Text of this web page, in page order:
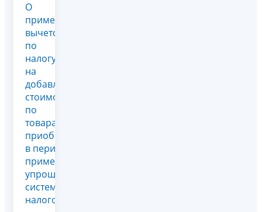
О
применении
вычетов
по
налогу
на
добавленную
стоимость
по
товарам,
приобретенным
в период
применения
упрощенной
системы
налогообложения